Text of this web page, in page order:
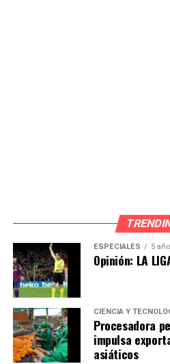
Descentralizada de Procesos
conocimiento y fines
Por su parte, en un breve
redes sociales, el también
López Aliaga lamentó la
le provoca una profunda
los porqués para una decisión
absurdo, sino infame».
ESPECIALES 5
Opinión: LA
CIENCIA Y
Procesadora
impulsa
asiáticos